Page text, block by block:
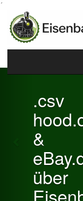
´
.csv
&
über
Previous